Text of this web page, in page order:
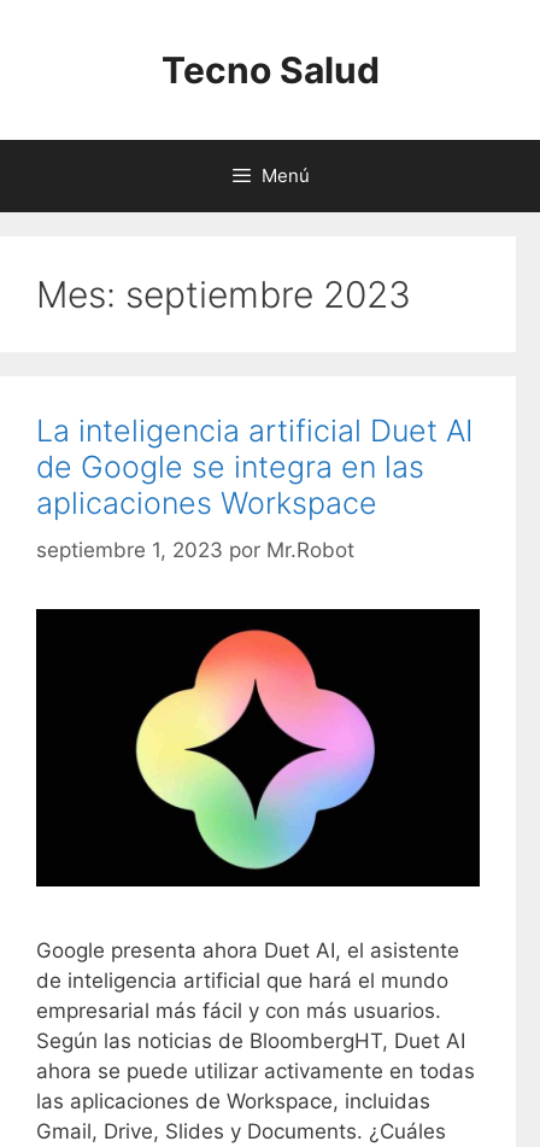
Tecno Salud
Menú
Mes: septiembre 2023
La inteligencia artificial Duet AI
de Google se integra en las
aplicaciones Workspace
septiembre 1, 2023 por Mr.Robot
Google presenta ahora Duet AI, el asistente
de inteligencia artificial que hará el mundo
empresarial más fácil y con más usuarios.
Según las noticias de BloombergHT, Duet AI
ahora se puede utilizar activamente en todas
las aplicaciones de Workspace, incluidas
Gmail, Drive, Slides y Documents. ¿Cuáles